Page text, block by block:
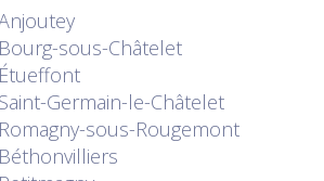
sous-Châtelet
Germain-le-Châtelet
sous-Rougemont